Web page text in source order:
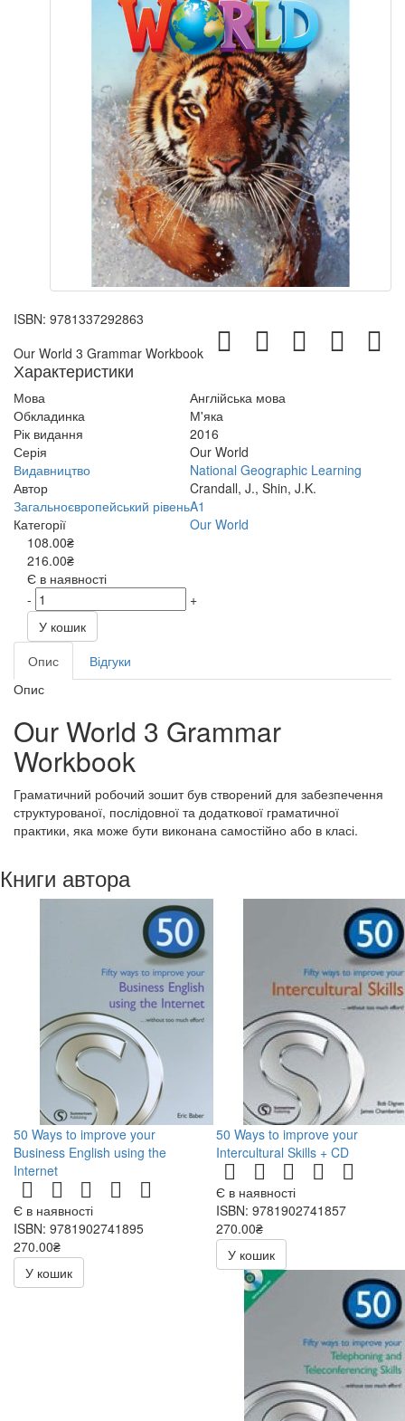
ISBN: 9781337292863
Our World 3 Grammar Workbook
Характеристики
Мова
Англійська мова
Обкладинка
М'яка
Рік видання
2016
Серія
Our World
Видавництво
National Geographic Learning
Автор
Crandall, J., Shin, J.K.
Загальноєвропейський рівеньA1
Категорії
Our World
108.00₴
216.00₴
Є в наявності
-
+
У кошик
Опис
Відгуки
Опис
Our World 3 Grammar
Workbook
Граматичний робочий зошит був створений для забезпечення
структурованої, послідовної та додаткової граматичної
практики, яка може бути виконана самостійно або в класі.
Книги автора
50 Ways to improve your
Business English using the
Internet
Є в наявності
ISBN: 9781902741895
270.00₴
540.00₴
У кошик
50 Ways to improve your
Intercultural Skills + CD
Є в наявності
ISBN: 9781902741857
270.00₴
540.00₴
У кошик